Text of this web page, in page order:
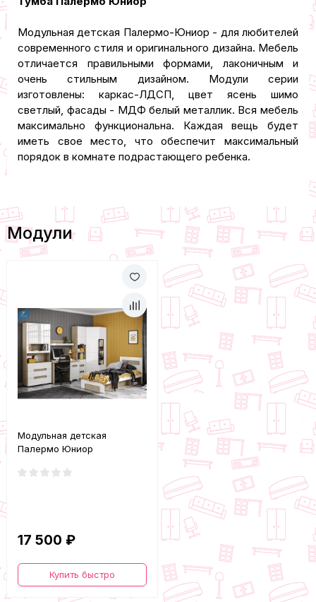
Модульная детская Палермо-Юниор - для любителей
современного стиля и оригинального дизайна. Мебель
отличается правильными формами, лаконичным и
очень стильным дизайном. Модули серии
изготовлены: каркас-ЛДСП, цвет ясень шимо
светлый, фасады - МДФ белый металлик. Вся мебель
максимально функциональна. Каждая вещь будет
иметь свое место, что обеспечит максимальный
порядок в комнате подрастающего ребенка.
Модули
Модульная детская
Палермо Юниор
17 500 ₽
Купить быстро